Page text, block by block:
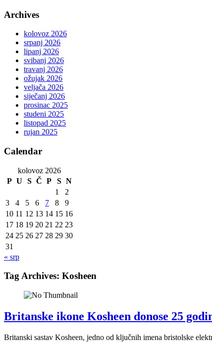
Archives
kolovoz 2026
srpanj 2026
lipanj 2026
svibanj 2026
travanj 2026
ožujak 2026
veljača 2026
siječanj 2026
prosinac 2025
studeni 2025
listopad 2025
rujan 2025
Calendar
kolovoz 2026
P U S Č P S N
1
2
3
4 5 6 7 8
9
10 11 12 13 14 15 16
17 18 19 20 21 22 23
24 25 26 27 28 29 30
31
« srp
Tag Archives: Kosheen
Britanske ikone Kosheen donose 25
Britanski sastav Kosheen, jedno od ključnih imena bristolske